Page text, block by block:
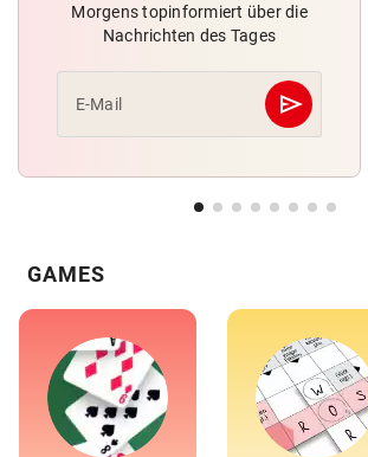
Morgens topinformiert über die
Nachrichten des Tages
E-Mail send
Abschicken
GAMES